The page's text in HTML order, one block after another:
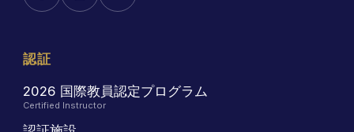
認証
2026 国際教員認定プログラム
Certified Instructor